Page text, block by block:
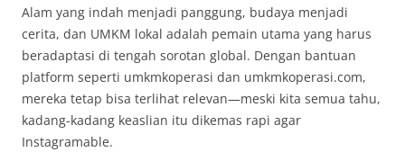
Alam yang indah menjadi panggung, budaya menjadi
cerita, dan UMKM lokal adalah pemain utama yang harus
beradaptasi di tengah sorotan global. Dengan bantuan
platform seperti umkmkoperasi dan umkmkoperasi.com,
mereka tetap bisa terlihat relevan—meski kita semua tahu,
kadang-kadang keaslian itu dikemas rapi agar
Instagramable.